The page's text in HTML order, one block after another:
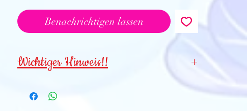
Benachrichtigen lassen
Wichtiger Hinweis!!
Kinder
unter 3 Jahren NICHT geeignet